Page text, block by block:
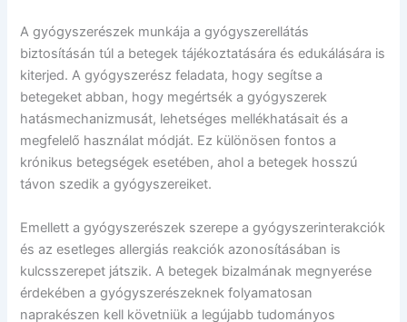
A gyógyszerészek munkája a gyógyszerellátás
biztosításán túl a betegek tájékoztatására és edukálására is
kiterjed. A gyógyszerész feladata, hogy segítse a
betegeket abban, hogy megértsék a gyógyszerek
hatásmechanizmusát, lehetséges mellékhatásait és a
megfelelő használat módját. Ez különösen fontos a
krónikus betegségek esetében, ahol a betegek hosszú
távon szedik a gyógyszereiket.
Emellett a gyógyszerészek szerepe a gyógyszerinterakciók
és az esetleges allergiás reakciók azonosításában is
kulcsszerepet játszik. A betegek bizalmának megnyerése
érdekében a gyógyszerészeknek folyamatosan
naprakészen kell követniük a legújabb tudományos